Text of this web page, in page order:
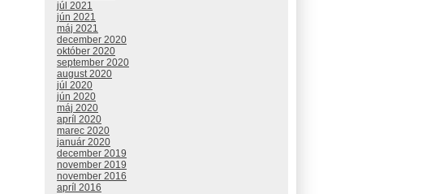
júl 2021
jún 2021
máj 2021
december 2020
október 2020
september 2020
august 2020
júl 2020
jún 2020
máj 2020
apríl 2020
marec 2020
január 2020
december 2019
november 2019
november 2016
apríl 2016